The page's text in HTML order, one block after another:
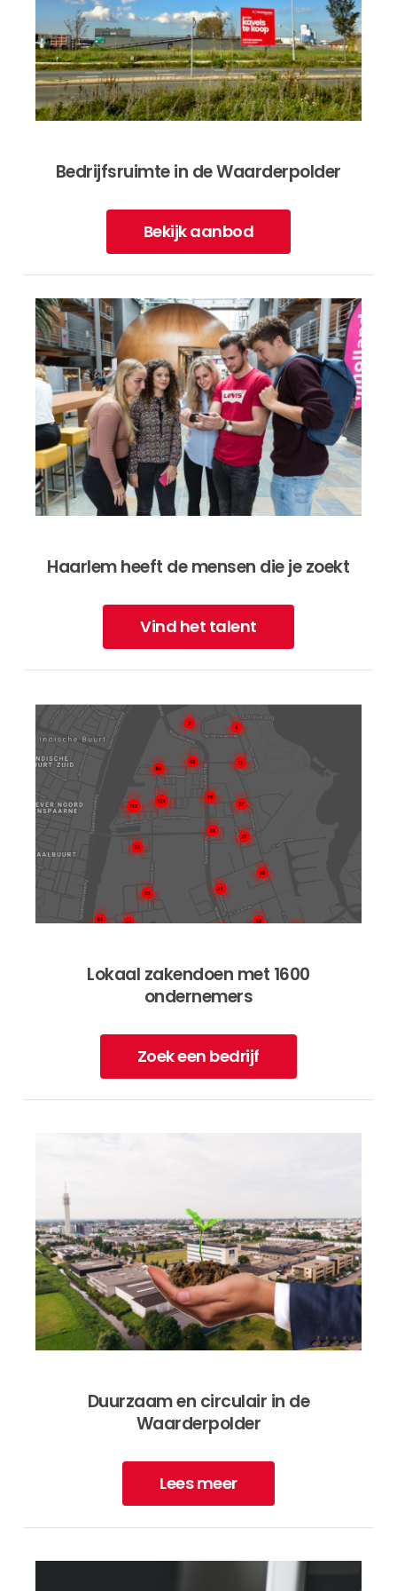
Bedrijfsruimte in de Waarderpolder
Bekijk aanbod
Haarlem heeft de mensen die je zoekt
Vind het talent
Lokaal zakendoen met 1600
ondernemers
Zoek een bedrijf
Duurzaam en circulair in de
Waarderpolder
Lees meer